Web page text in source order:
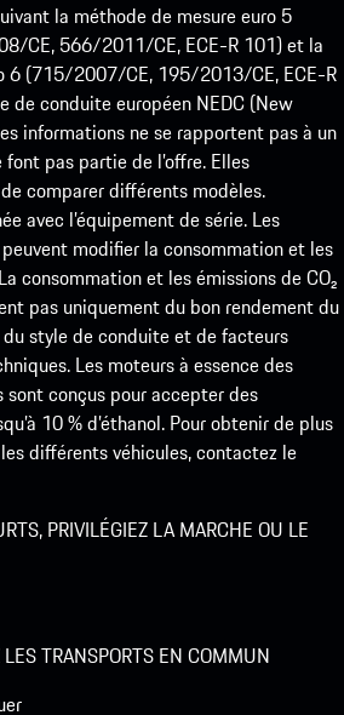
la méthode de mesure euro 5
CE, 566/2011/CE, ECE-R 101) et la
6 (715/2007/CE, 195/2013/CE, ECE-R
de conduite européen NEDC (New
informations ne se rapportent pas à un
pas partie de l’offre. Elles
comparer différents modèles.
avec l’équipement de série. Les
modifier la consommation et les
consommation et les émissions de CO₂
pas uniquement du bon rendement du
style de conduite et de facteurs
Les moteurs à essence des
sont conçus pour accepter des
10 % d’éthanol. Pour obtenir de plus
différents véhicules, contactez le
PRIVILÉGIEZ LA MARCHE OU LE
TRANSPORTS EN COMMUN